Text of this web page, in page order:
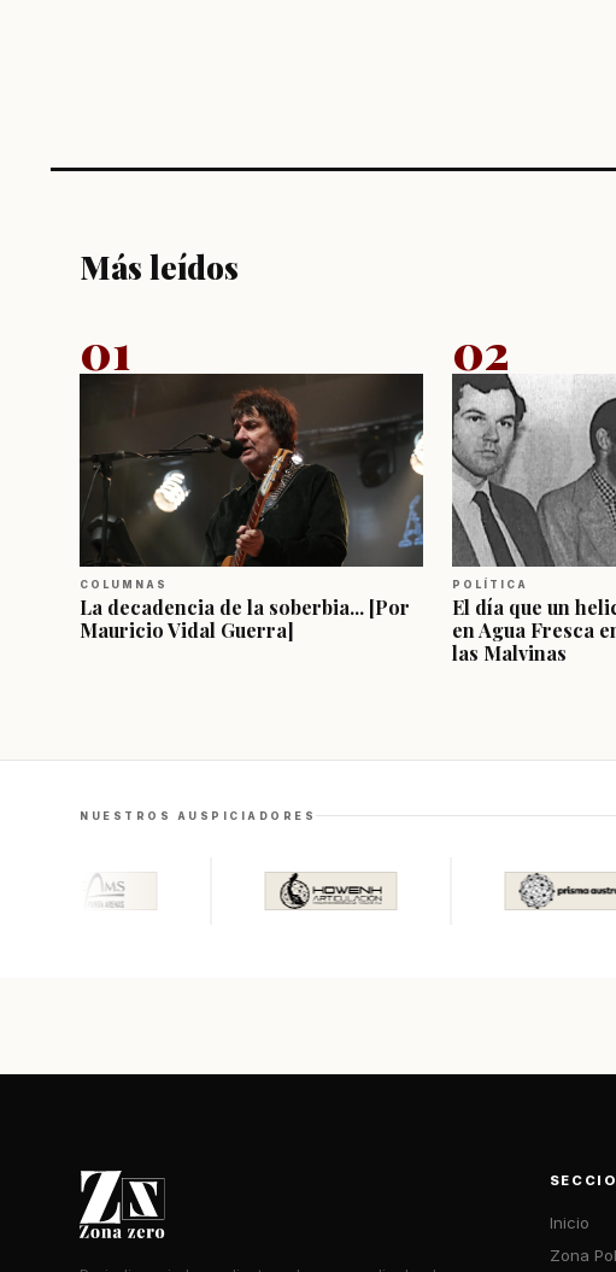
Más leídos
01
COLUMNAS
La decadencia de la soberbia... [Por
Mauricio Vidal Guerra]
02
POLÍTICA
El día que un
en Agua Fresca
las Malvinas
NUESTROS AUSPICIADORES
Inicio
Zona